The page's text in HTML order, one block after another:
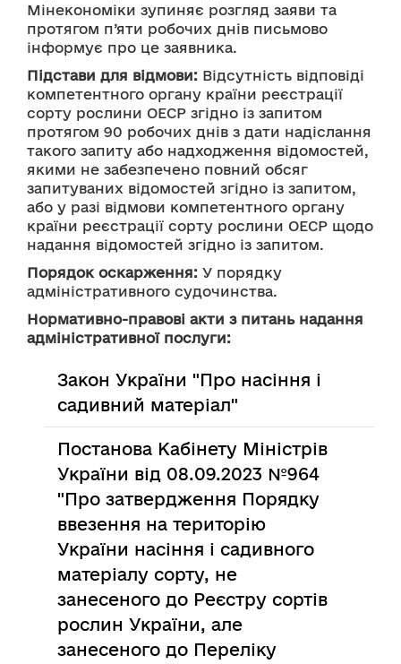
Мінекономіки зупиняє розгляд заяви та
протягом п’яти робочих днів письмово
інформує про це заявника.
Підстави для відмови: Відсутність відповіді
компетентного органу країни реєстрації
сорту рослини ОЕСР згідно із запитом
протягом 90 робочих днів з дати надіслання
такого запиту або надходження відомостей,
якими не забезпечено повний обсяг
запитуваних відомостей згідно із запитом,
або у разі відмови компетентного органу
країни реєстрації сорту рослини ОЕСР щодо
надання відомостей згідно із запитом.
Порядок оскарження: У порядку
адміністративного судочинства.
Нормативно-правові акти з питань надання
адміністративної послуги:
Закон України "Про насіння і
садивний матеріал"
Постанова Кабінету Міністрів
України від 08.09.2023 №964
"Про затвердження Порядку
ввезення на територію
України насіння і садивного
матеріалу сорту, не
занесеного до Реєстру сортів
рослин України, але
занесеного до Переліку